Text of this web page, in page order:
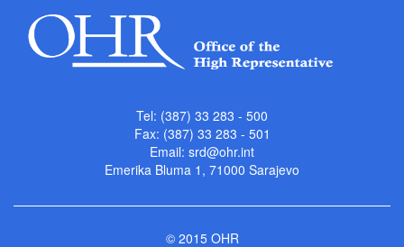
Tel: (387) 33 283 - 500
Fax: (387) 33 283 - 501
Email: srd@ohr.int
Emerika Bluma 1, 71000 Sarajevo
© 2015 OHR